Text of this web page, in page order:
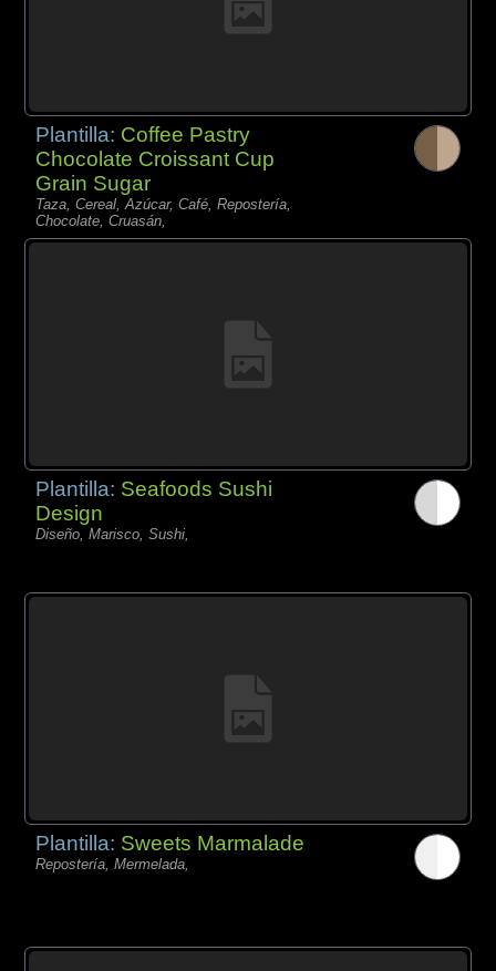
Plantilla: Coffee Pastry
Chocolate Croissant Cup
Grain Sugar
Taza, Cereal, Azúcar, Café, Repostería,
Chocolate, Cruasán,
Plantilla: Seafoods Sushi
Design
Diseño, Marisco, Sushi,
Plantilla: Sweets Marmalade
Repostería, Mermelada,